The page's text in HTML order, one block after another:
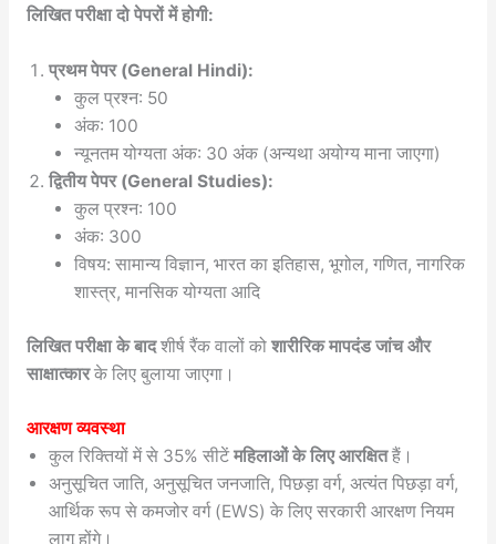
लिखित परीक्षा दो पेपरों में होगी:
प्रथम पेपर (General Hindi):
कुल प्रश्न: 50
अंक: 100
न्यूनतम योग्यता अंक: 30 अंक (अन्यथा अयोग्य माना जाएगा)
द्वितीय पेपर (General Studies):
कुल प्रश्न: 100
अंक: 300
विषय: सामान्य विज्ञान, भारत का इतिहास, भूगोल, गणित, नागरिक
शास्त्र, मानसिक योग्यता आदि
लिखित परीक्षा के बादशीर्ष रैंक वालों को शारीरिक मापदंड जांच और
साक्षात्कारके लिए बुलाया जाएगा।
आरक्षण व्यवस्था
कुल रिक्तियों में से 35% सीटेंमहिलाओं के लिए आरक्षितहैं।
अनुसूचित जाति, अनुसूचित जनजाति, पिछड़ा वर्ग, अत्यंत पिछड़ा वर्ग,
आर्थिक रूप से कमजोर वर्ग (EWS) के लिए सरकारी आरक्षण नियम
लागू होंगे।